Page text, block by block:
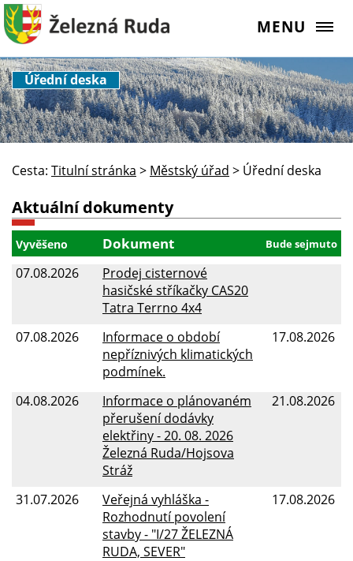
MENU
Úřední deska
Cesta: Titulní stránka > Městský úřad > Úřední deska
Aktuální dokumenty
Vyvěšeno Bude sejmuto
Dokument
07.08.2026
Prodej cisternové
hasičské stříkačky CAS20
Tatra Terrno 4x4
07.08.2026
17.08.2026
Informace o období
nepříznivých klimatických
podmínek.
04.08.2026
21.08.2026
Informace o plánovaném
přerušení dodávky
elektřiny - 20. 08. 2026
Železná Ruda/Hojsova
Stráž
31.07.2026
17.08.2026
Veřejná vyhláška -
Rozhodnutí povolení
stavby - "I/27 ŽELEZNÁ
RUDA, SEVER"